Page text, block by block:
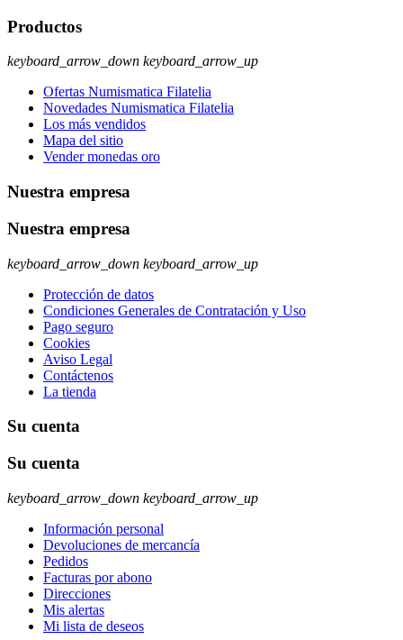
Productos
keyboard_arrow_down keyboard_arrow_up
Ofertas Numismatica Filatelia
Novedades Numismatica Filatelia
Los más vendidos
Mapa del sitio
Vender monedas oro
Nuestra empresa
Nuestra empresa
keyboard_arrow_down keyboard_arrow_up
Protección de datos
Condiciones Generales de Contratación y Uso
Pago seguro
Cookies
Aviso Legal
Contáctenos
La tienda
Su cuenta
Su cuenta
keyboard_arrow_down keyboard_arrow_up
Información personal
Devoluciones de mercancía
Pedidos
Facturas por abono
Direcciones
Mis alertas
Mi lista de deseos